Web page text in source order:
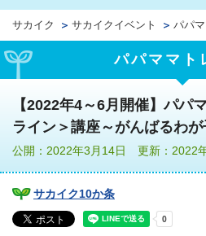
サカイク サカイクイベント パパ
パパママト
【2022年4～6月開催】パパ
ライン＞講座～がんばるわ
公開：2022年3月14日 更新：2022
サカイク10か条